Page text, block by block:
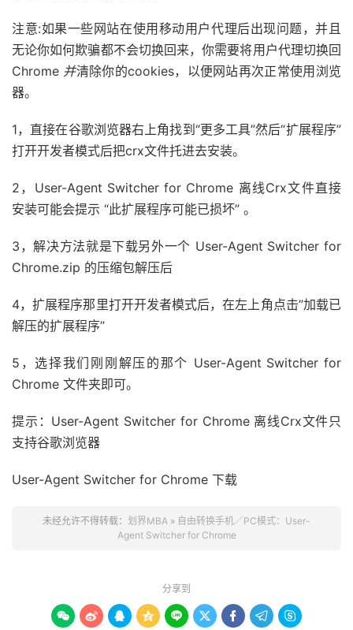
注意:如果一些网站在使用移动用户代理后出现问题，并且
无论你如何欺骗都不会切换回来，你需要将用户代理切换回
Chrome 并清除你的cookies，以便网站再次正常使用浏览
器。
1，直接在谷歌浏览器右上角找到“更多工具”然后“扩展程序”
打开开发者模式后把crx文件托进去安装。
2，User-Agent Switcher for Chrome 离线Crx文件直接
安装可能会提示 “此扩展程序可能已损坏” 。
3，解决方法就是下载另外一个 User-Agent Switcher for
Chrome.zip 的压缩包解压后
4，扩展程序那里打开开发者模式后，在左上角点击”加载已
解压的扩展程序”
5，选择我们刚刚解压的那个 User-Agent Switcher for
Chrome 文件夹即可。
提示：User-Agent Switcher for Chrome 离线Crx文件只
支持谷歌浏览器
User-Agent Switcher for Chrome 下载
未经允许不得转载： 划界MBA » 自由转换手机／PC模式：User-
Agent Switcher for Chrome
分享到
        